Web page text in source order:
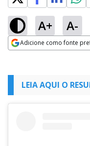
A+ A-
Adicione como fonte
LEIA AQUI O